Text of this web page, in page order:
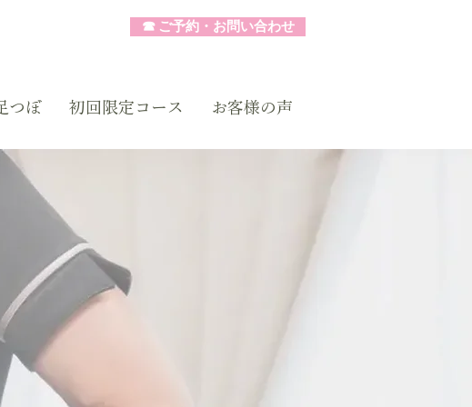
☎︎ ご予約・お問い合わせ
つぼ 初回限定コース お客様の声
に